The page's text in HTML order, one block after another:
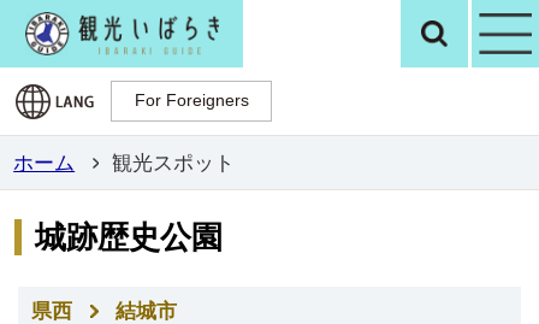
観光いばらき検
For Foreigners
For Foreigners
ホーム 観光スポット
城跡歴史公園
県西 結城市